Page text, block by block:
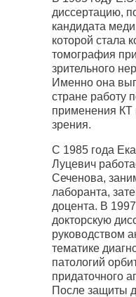
диссертацию,
кандидата
которой стала
томография
зрительного
Именно она
стране работу
применения КТ
зрения.
С 1985 года
Луцевич
Сеченова,
лаборанта,
доцента. В
докторскую
руководством
тематике
патологий
придаточного
После защиты